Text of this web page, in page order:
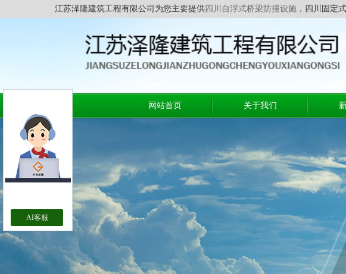
江苏泽隆建筑工程有限公司为您主要提供四川自浮式桥梁防撞设施 ，四川固定
网站首页 关于我们
AI客服